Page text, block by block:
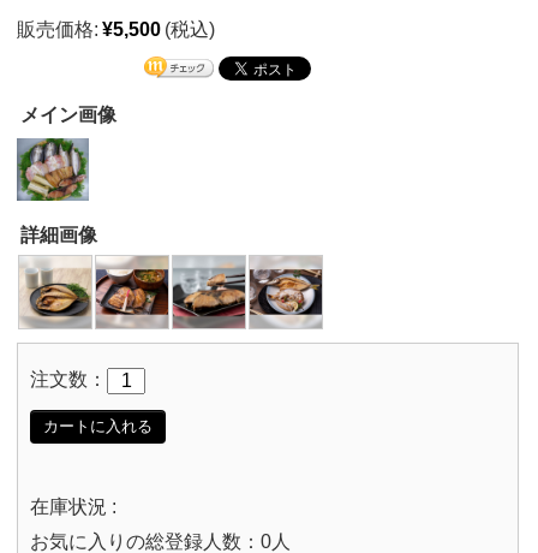
販売価格: ¥5,500 (税込)
メイン画像
詳細画像
注文数：
カートに入れる
在庫状況 :
お気に入りの総登録人数：0人